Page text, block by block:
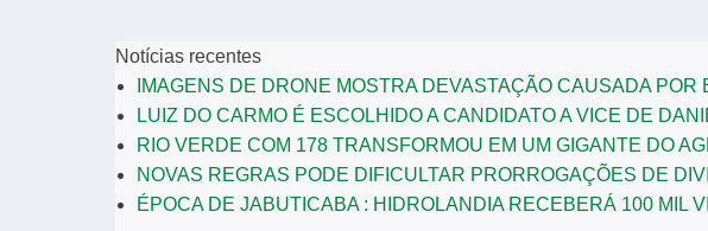
Notícias recentes
IMAGENS DE DRONE MOSTRA DEVASTAÇÃO CAUSADA
LUIZ DO CARMO É ESCOLHIDO A CANDIDATO A VICE DE
RIO VERDE COM 178 TRANSFORMOU EM UM GIGANTE DO
NOVAS REGRAS PODE DIFICULTAR PRORROGAÇÕES DE
ÉPOCA DE JABUTICABA : HIDROLANDIA RECEBERÁ 100 MIL